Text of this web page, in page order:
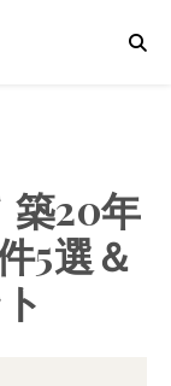
築20年
5選＆